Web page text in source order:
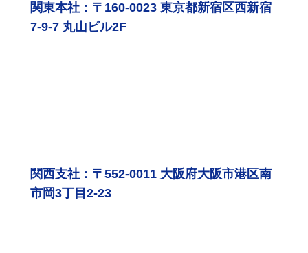
関東本社：〒160-0023 東京都新宿区西新宿
7-9-7 丸山ビル2F
関西支社：〒552-0011 大阪府大阪市港区南
市岡3丁目2-23